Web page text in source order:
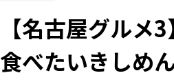
【名古屋グルメ
食べたいきしめ